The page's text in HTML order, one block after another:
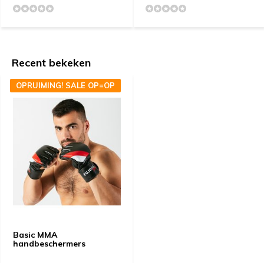
Recent bekeken
Basic MMA
handbeschermers
OPRUIMING! SALE OP=OP